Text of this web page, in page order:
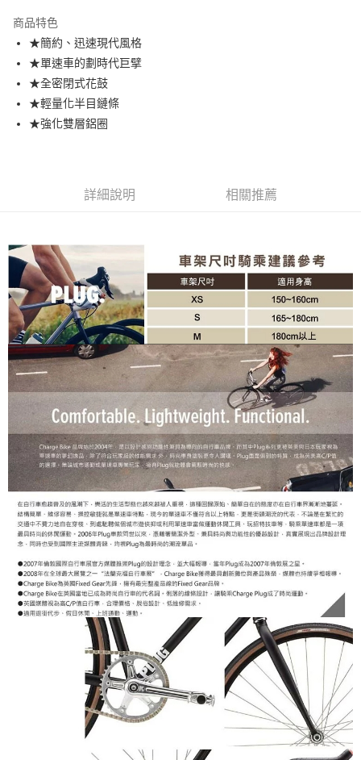
街口支付
悠遊付
全盈+PAY
AFTEE先享後付
【「AFTEE先享後付」結帳流程】
１．於結帳方式選擇「AFTEE先享後付」後，將跳轉至「AFTEE先享後付」
結帳頁面，進行簡訊認證並確認金額後，即可完成結帳。
２．訂單成立數日內，您將收到繳費通知簡訊。
３．收到繳費通知簡訊後14天內，點擊此簡訊中的連結，可透過四大超商／
ATM／網路銀行／等多元方式進行付款，方視為交易完成。
※ 請注意：結帳手續完成當下不需立刻繳費，但若您需要取消訂單，請聯絡
購買商品的店家。未經商家同意取消之訂單仍視為有效，需透過AFTEE先享
後付繳納相關費用。
※ 交易是否成功請以「AFTEE先享後付 」之結帳頁面顯示為準，若有關於
是否繳費成功／繳費後需取消欲退款等相關疑問，請聯繫「AFTEE先享後付
客戶支援中心」
https://netprotections.freshdesk.com/support/home
【注意事項】
１．透過由恩沛科技股份有限公司提供之「AFTEE先享後付」服務完成之交
易，需依本服務之必要範圍內提供個人資料，並將交易相關給付款項請求債
權轉讓予恩沛科技股份有限公司。
２．關於個人資料處理事宜，請瀏覽以下網址：
https://aftee.tw/terms/#terms3
３．未成年的使用者請事先徵得法定代理人或監護人之同意方可使用
「AFTEE先享後付」，若未經同意申辦者引起之損失，本公司不負相關責
任。
４．使用「AFTEE先享後付」時，將依據個別帳號之用戶狀況，依本公司即
時審查核予不同之上限額度；若仍有額度不足之情形，本公司將視審查結果
請求用戶進行身份認證。
５．嚴禁一人註冊多個帳號或使用他人資訊註冊。若發現惡意使用之情形，
恩沛科技股份有限公司將有權停止該用戶之使用額度並採取法律行動。
宅配寄送，滿490免運費(運費$70)
每筆NT$70，滿NT$490(含以上)免運費
商品特色
★簡約、迅速現代風格
★單速車的劃時代巨擘
★全密閉式花鼓
★輕量化半目鏈條
★強化雙層鋁圈
詳細說明 相關推薦